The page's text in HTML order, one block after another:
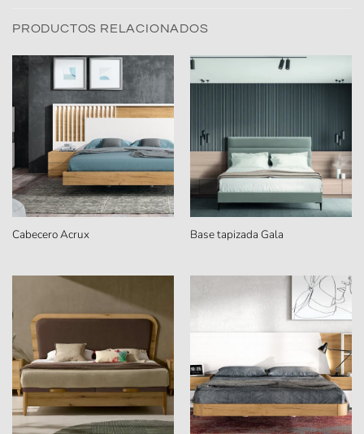
PRODUCTOS RELACIONADOS
Cabecero Acrux Base tapizada Gala